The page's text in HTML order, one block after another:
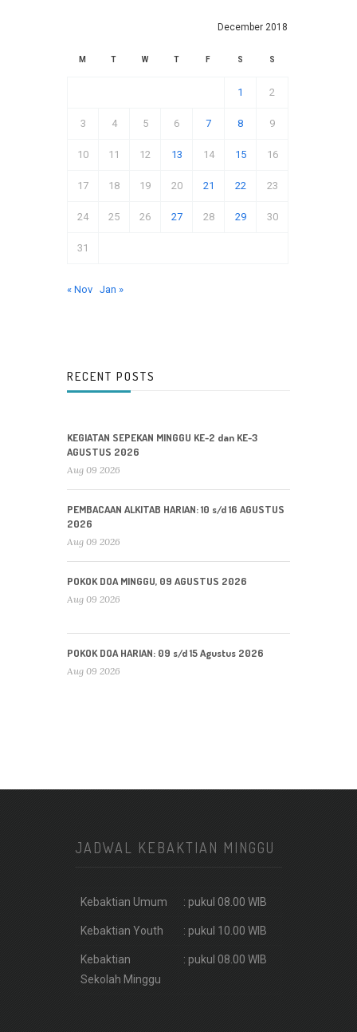
December 2018
M T W T F S S
1 2
3 4 5 6 7 8 9
10 11 12 13 14 15 16
17 18 19 20 21 22 23
24 25 26 27 28 29 30
31
« Nov Jan »
RECENT POSTS
KEGIATAN SEPEKAN MINGGU KE-2 dan KE-3
AGUSTUS 2026
Aug 09 2026
PEMBACAAN ALKITAB HARIAN: 10 s/d 16 AGUSTUS
2026
Aug 09 2026
POKOK DOA MINGGU, 09 AGUSTUS 2026
Aug 09 2026
POKOK DOA HARIAN: 09 s/d 15 Agustus 2026
Aug 09 2026
JADWAL KEBAKTIAN MINGGU
Kebaktian Umum : pukul 08.00 WIB
Kebaktian Youth : pukul 10.00 WIB
Kebaktian
Sekolah Minggu
: pukul 08.00 WIB